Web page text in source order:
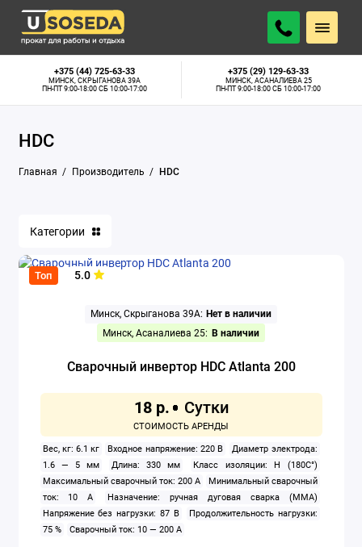
+375 (44) 725-63-33
МИНСК, СКРЫГАНОВА 39А
ПН-ПТ 9:00-18:00 СБ 10:00-17:00
+375 (29) 129-63-33
МИНСК, АСАНАЛИЕВА 25
ПН-ПТ 9:00-18:00 СБ 10:00-17:00
HDC
Главная Производитель HDC
Категории
Топ 5.0
Минск, Скрыганова 39А: Нет в наличии
Минск, Асаналиева 25: В наличии
Сварочный инвертор HDC Atlanta 200
18 р.
Вес, кг: 6.1 кг Входное напряжение: 220 В
Диаметр электрода:
1.6 — 5 мм
Длина: 330 мм
Класс изоляции: H (180C°)
Максимальный сварочный ток: 200 А
Минимальный сварочный
ток: 10 А
Назначение: ручная дуговая сварка (MMA)
Напряжение без нагрузки: 87 В
Продолжительность нагрузки:
75 %
Сварочный ток: 10 — 200 А